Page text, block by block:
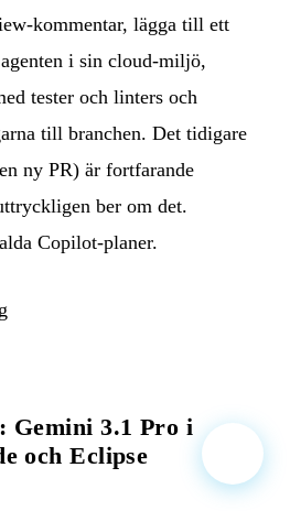
kommentar, lägga till ett
i sin cloud-miljö,
tester och linters och
till branchen. Det tidigare
ny PR) är fortfarande
ber om det.
Copilot-planer.
Gemini 3.1 Pro i
och Eclipse